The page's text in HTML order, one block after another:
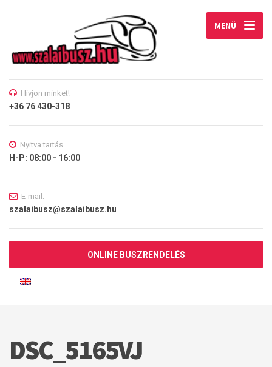
MENÜ
Hívjon minket!
+36 76 430-318
Nyitva tartás
H-P: 08:00 - 16:00
E-mail:
szalaibusz@szalaibusz.hu
ONLINE BUSZRENDELÉS
DSC_5165VJ